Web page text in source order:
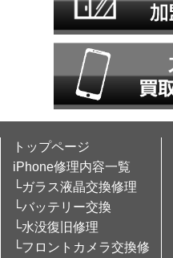
トップページ
iPhone修理内容一覧
└ガラス液晶交換修理
└バッテリー交換
└水没復旧修理
└フロントカメラ交換修